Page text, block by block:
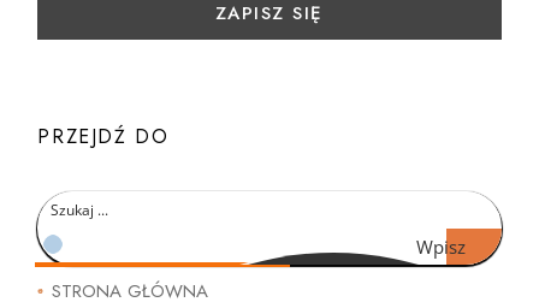
PRZEJDŹ DO
Wpisz
STRONA GŁÓWNA